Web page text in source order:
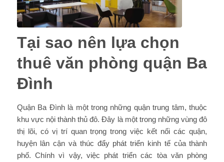
Tại sao nên lựa chọn
thuê văn phòng quận Ba
Đình
Quận Ba Đình là một trong những quận trung tâm, thuộc
khu vực nội thành thủ đô. Đây là một trong những vùng đô
thị lõi, có vị trí quan trọng trong việc kết nối các quận,
huyện lân cận và thúc đẩy phát triển kinh tế của thành
phố. Chính vì vậy, việc phát triển các tòa văn phòng